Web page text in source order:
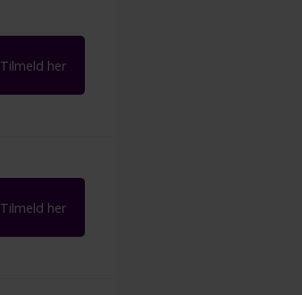
Tilmeld her
Tilmeld her